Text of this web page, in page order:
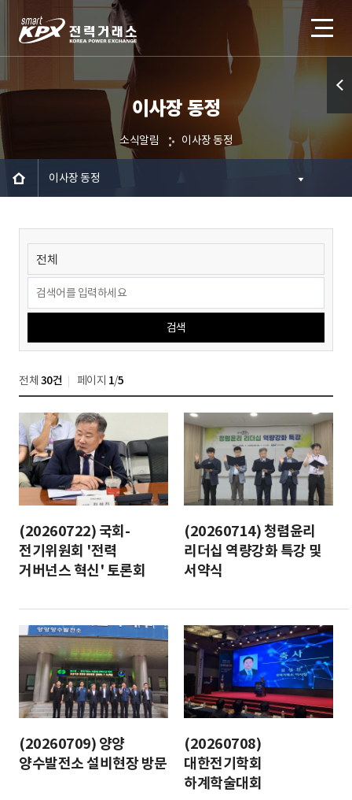
이사장 동정
소식알림 이사장 동정
이사장 동정
검색
전체 30건 페이지 1/5
(20260722) 국회-
전기위원회 '전력
거버넌스 혁신' 토론회
(20260714) 청렴윤리
리더십 역량강화 특강 및
서약식
(20260709) 양양
양수발전소 설비현장 방문
(20260708)
대한전기학회
하계학술대회